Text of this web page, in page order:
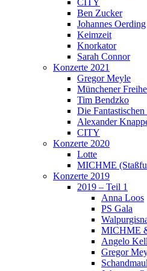
Ben Zucker
Johannes Oerding
Keimzeit
Knorkator
Sarah Connor
Konzerte 2021
Gregor Meyle
Münchener
Tim Bendzko
Die
Alexander
CITY
Konzerte 2020
Lotte
MICHME
Konzerte 2019
2019 – Teil 1
Anna Loos
PS Gala
MICHME
Angelo
Gregor
Schandmaul